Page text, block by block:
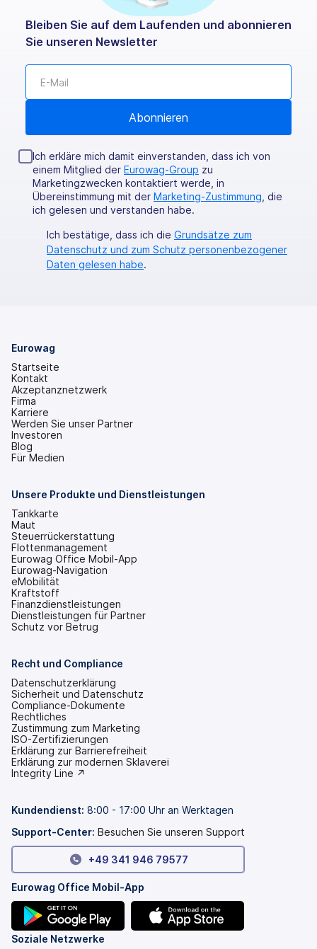
Bleiben Sie auf dem Laufenden und abonnieren
Sie unseren Newsletter
Ich erkläre mich damit einverstanden, dass ich von
einem Mitglied der Eurowag-Group zu
Marketingzwecken kontaktiert werde, in
Übereinstimmung mit der Marketing-Zustimmung , die
ich gelesen und verstanden habe.
Ich bestätige, dass ich die Grundsätze zum
Datenschutz und zum Schutz personenbezogener
Daten gelesen habe.
Eurowag
Startseite
Kontakt
Akzeptanznetzwerk
Firma
Karriere
Werden Sie unser Partner
Investoren
(wird
in
Tab
Blog
Für Medien
Unsere Produkte und Dienstleistungen
Tankkarte
Maut
Steuerrückerstattung
Flottenmanagement
Eurowag Office Mobil-App
Eurowag-Navigation
eMobilität
Kraftstoff
Finanzdienstleistungen
Dienstleistungen für Partner
Schutz vor Betrug
Recht und Compliance
Datenschutzerklärung
Sicherheit und Datenschutz
Compliance-Dokumente
Rechtliches
Zustimmung zum Marketing
ISO-Zertifizierungen
Erklärung zur Barrierefreiheit
(wird
in
Tab
Erklärung zur modernen Sklaverei
(wird
neuen
geöffnet)
Integrity Line ↗
Kundendienst: 8:00 - 17:00 Uhr an Werktagen
Support-Center: Besuchen Sie unseren Support
+49 341 946 79577
Eurowag Office Mobil-App
(wird
Soziale Netzwerke